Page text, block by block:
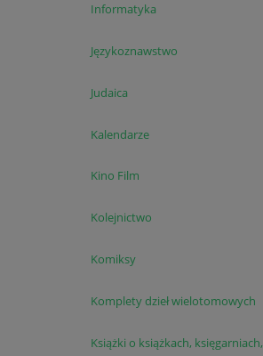
Informatyka
Językoznawstwo
Judaica
Kalendarze
Kino Film
Kolejnictwo
Komiksy
Komplety dzieł wielotomowych
Książki o książkach, księgarniach,